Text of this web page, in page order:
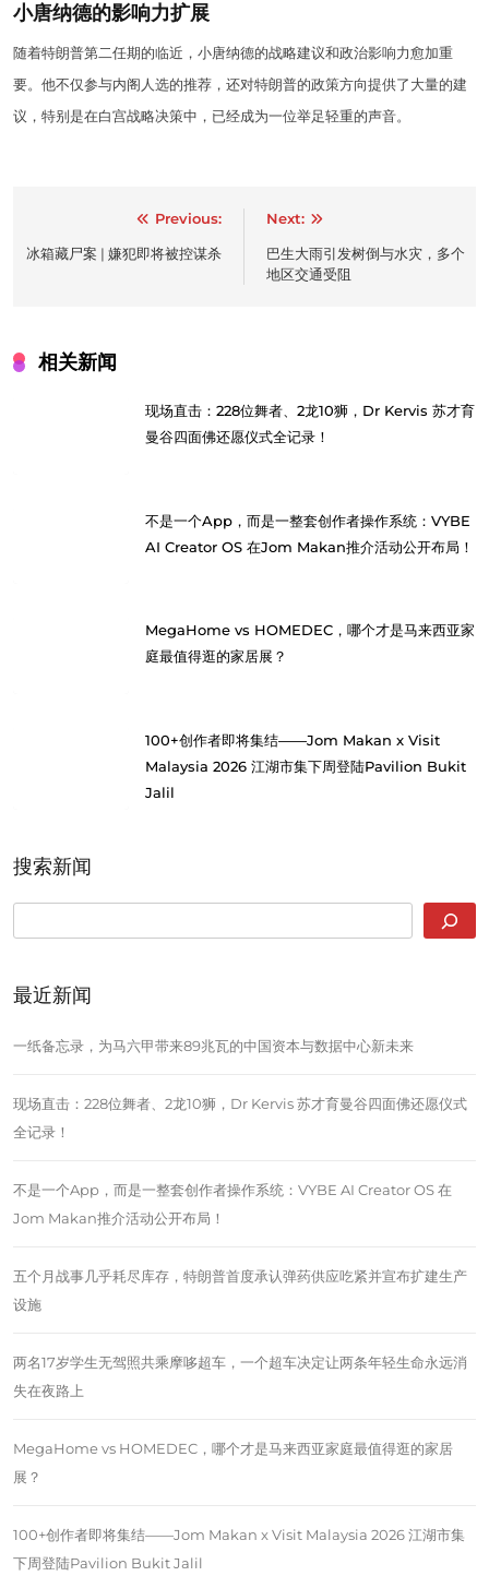
小唐纳德的影响力扩展
随着特朗普第二任期的临近，小唐纳德的战略建议和政治影响力愈加重
要。他不仅参与内阁人选的推荐，还对特朗普的政策方向提供了大量的建
议，特别是在白宫战略决策中，已经成为一位举足轻重的声音。
navigation
Previous:
冰箱藏尸案 | 嫌犯即将被控谋杀
Next:
巴生大雨引发树倒与水灾，多个
地区交通受阻
相关新闻
现场直击：228位舞者、2龙10狮，Dr Kervis 苏才育
曼谷四面佛还愿仪式全记录！
不是一个App，而是一整套创作者操作系统：VYBE
AI Creator OS 在Jom Makan推介活动公开布局！
MegaHome vs HOMEDEC，哪个才是马来西亚家
庭最值得逛的家居展？
100+创作者即将集结——Jom Makan x Visit
Malaysia 2026 江湖市集下周登陆Pavilion Bukit
Jalil
搜索新闻
最近新闻
一纸备忘录，为马六甲带来89兆瓦的中国资本与数据中心新未来
现场直击：228位舞者、2龙10狮，Dr Kervis 苏才育曼谷四面佛还愿仪式
全记录！
不是一个App，而是一整套创作者操作系统：VYBE AI Creator OS 在
Jom Makan推介活动公开布局！
五个月战事几乎耗尽库存，特朗普首度承认弹药供应吃紧并宣布扩建生产
设施
两名17岁学生无驾照共乘摩哆超车，一个超车决定让两条年轻生命永远消
失在夜路上
MegaHome vs HOMEDEC，哪个才是马来西亚家庭最值得逛的家居
展？
100+创作者即将集结——Jom Makan x Visit Malaysia 2026 江湖市集
下周登陆Pavilion Bukit Jalil